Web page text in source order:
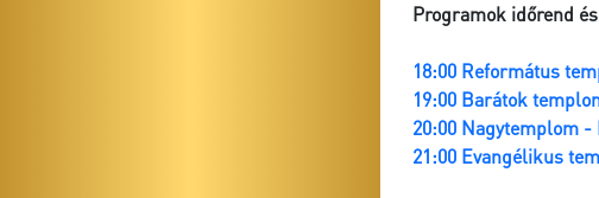
Programok időrend
18:00 Református
19:00 Barátok
20:00 Nagytemplom
21:00 Evangélikus